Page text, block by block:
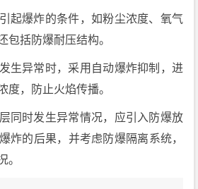
起爆炸的条件，如粉尘浓度、氧气
包括防爆耐压结构。
生异常时，采用自动爆炸抑制，进
度，防止火焰传播。
同时发生异常情况，应引入防爆放
炸的后果，并考虑防爆隔离系统，
。